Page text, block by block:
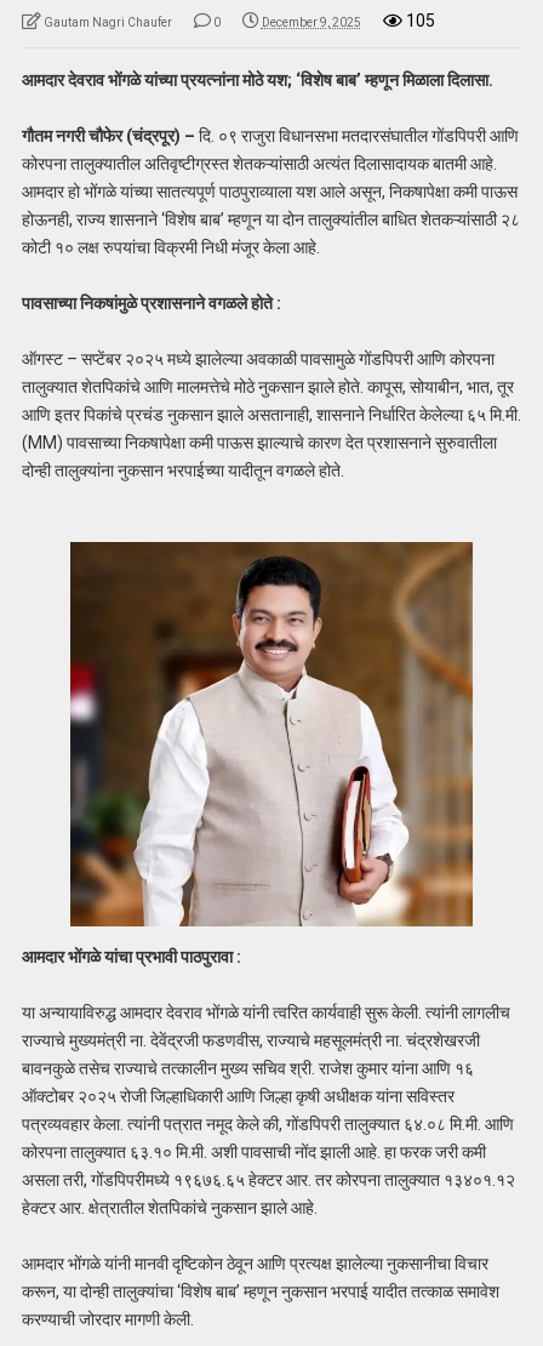
Gautam Nagri Chaufer 0 December 9, 2025 105
आमदार देवराव भोंगळे यांच्या प्रयत्नांना मोठे यश; ‘विशेष बाब’ म्हणून मिळाला दिलासा.
गौतम नगरी चौफेर (चंद्रपूर) – दि. ०९ राजुरा विधानसभा मतदारसंघातील गोंडपिपरी आणि
कोरपना तालुक्यातील अतिवृष्टीग्रस्त शेतकऱ्यांसाठी अत्यंत दिलासादायक बातमी आहे.
आमदार हो भोंगळे यांच्या सातत्यपूर्ण पाठपुराव्याला यश आले असून, निकषापेक्षा कमी पाऊस
होऊनही, राज्य शासनाने ‘विशेष बाब’ म्हणून या दोन तालुक्यांतील बाधित शेतकऱ्यांसाठी २८
कोटी १० लक्ष रुपयांचा विक्रमी निधी मंजूर केला आहे.
पावसाच्या निकषांमुळे प्रशासनाने वगळले होते :
ऑगस्ट – सप्टेंबर २०२५ मध्ये झालेल्या अवकाळी पावसामुळे गोंडपिपरी आणि कोरपना
तालुक्यात शेतपिकांचे आणि मालमत्तेचे मोठे नुकसान झाले होते. कापूस, सोयाबीन, भात, तूर
आणि इतर पिकांचे प्रचंड नुकसान झाले असतानाही, शासनाने निर्धारित केलेल्या ६५ मि.मी.
(MM) पावसाच्या निकषापेक्षा कमी पाऊस झाल्याचे कारण देत प्रशासनाने सुरुवातीला
दोन्ही तालुक्यांना नुकसान भरपाईच्या यादीतून वगळले होते.
आमदार भोंगळे यांचा प्रभावी पाठपुरावा :
या अन्यायाविरुद्ध आमदार देवराव भोंगळे यांनी त्वरित कार्यवाही सुरू केली. त्यांनी लागलीच
राज्याचे मुख्यमंत्री ना. देवेंद्रजी फडणवीस, राज्याचे महसूलमंत्री ना. चंद्रशेखरजी
बावनकुळे तसेच राज्याचे तत्कालीन मुख्य सचिव श्री. राजेश कुमार यांना आणि १६
ऑक्टोबर २०२५ रोजी जिल्हाधिकारी आणि जिल्हा कृषी अधीक्षक यांना सविस्तर
पत्रव्यवहार केला. त्यांनी पत्रात नमूद केले की, गोंडपिपरी तालुक्यात ६४.०८ मि.मी. आणि
कोरपना तालुक्यात ६३.१० मि.मी. अशी पावसाची नोंद झाली आहे. हा फरक जरी कमी
असला तरी, गोंडपिपरीमध्ये १९६७६.६५ हेक्टर आर. तर कोरपना तालुक्यात १३४०१.१२
हेक्टर आर. क्षेत्रातील शेतपिकांचे नुकसान झाले आहे.
आमदार भोंगळे यांनी मानवी दृष्टिकोन ठेवून आणि प्रत्यक्ष झालेल्या नुकसानीचा विचार
करून, या दोन्ही तालुक्यांचा ‘विशेष बाब’ म्हणून नुकसान भरपाई यादीत तत्काळ समावेश
करण्याची जोरदार मागणी केली.